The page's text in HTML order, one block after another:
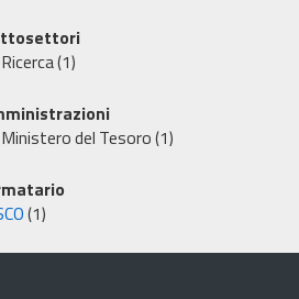
Ricerca(1)
Ministero del Tesoro(1)
(1)